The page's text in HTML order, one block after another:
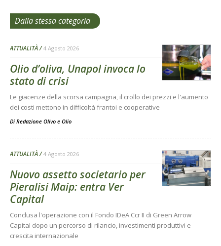
Dalla stessa categoria
ATTUALITÀ 4 Agosto 2026
Olio d’oliva, Unapol invoca lo
stato di crisi
Le giacenze della scorsa campagna, il crollo dei prezzi e l'aumento
dei costi mettono in difficoltà frantoi e cooperative
Di Redazione Olivo e Olio
ATTUALITÀ 4 Agosto 2026
Nuovo assetto societario per
Pieralisi Maip: entra Ver
Capital
Conclusa l'operazione con il Fondo IDeA Ccr II di Green Arrow
Capital dopo un percorso di rilancio, investimenti produttivi e
crescita internazionale